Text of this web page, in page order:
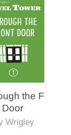
the F
Door
Wrigley